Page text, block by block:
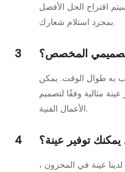
اقتراح الحل الأفضل
بمجرد استلام شعارك.
3 المخصص؟
به طوال الوقت. يمكن
مثالية وفقًا لتصميم
الأعمال الفنية.
4 توفير عينة؟
لدينا عينة في المخزون ،